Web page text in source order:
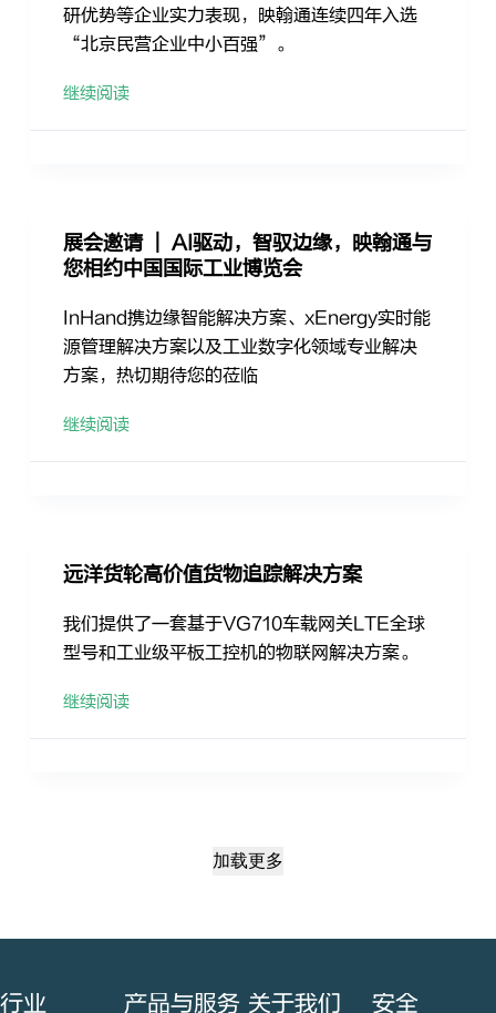
研优势等企业实力表现，映翰通连续四年入选
“北京民营企业中小百强”。
继续阅读
展会邀请 ｜ AI驱动，智驭边缘，映翰通与
您相约中国国际工业博览会
InHand携边缘智能解决方案、xEnergy实时能
源管理解决方案以及工业数字化领域专业解决
方案，热切期待您的莅临
继续阅读
远洋货轮高价值货物追踪解决方案
我们提供了一套基于VG710车载网关LTE全球
型号和工业级平板工控机的物联网解决方案。
继续阅读
加载更多
行业 产品与服务 关于我们 安全